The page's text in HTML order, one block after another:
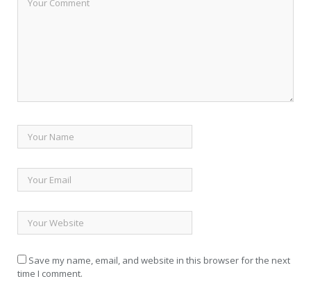
Save my name, email, and website in this browser for the next
time I comment.